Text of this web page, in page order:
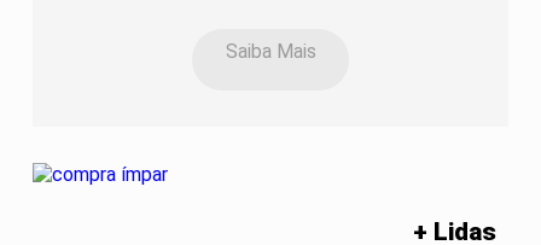
Saiba Mais
+ Lidas